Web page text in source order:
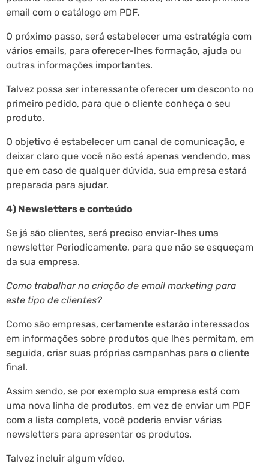
email com o catálogo em PDF.
O próximo passo, será estabelecer uma estratégia com
vários emails, para oferecer-lhes formação, ajuda ou
outras informações importantes.
Talvez possa ser interessante oferecer um desconto no
primeiro pedido, para que o cliente conheça o seu
produto.
O objetivo é estabelecer um canal de comunicação, e
deixar claro que você não está apenas vendendo, mas
que em caso de qualquer dúvida, sua empresa estará
preparada para ajudar.
4) Newsletters e conteúdo
Se já são clientes, será preciso enviar-lhes uma
newsletter Periodicamente, para que não se esqueçam
da sua empresa.
Como trabalhar na criação de email marketing para
este tipo de clientes?
Como são empresas, certamente estarão interessados
em informações sobre produtos que lhes permitam, em
seguida, criar suas próprias campanhas para o cliente
final.
Assim sendo, se por exemplo sua empresa está com
uma nova linha de produtos, em vez de enviar um PDF
com a lista completa, você poderia enviar várias
newsletters para apresentar os produtos.
Talvez incluir algum vídeo.